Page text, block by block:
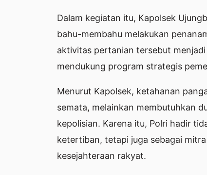
Dalam kegiatan itu, Kapolsek
bahu-membahu melakukan
aktivitas pertanian tersebut
mendukung program strategis
Menurut Kapolsek, ketahanan
semata, melainkan membutuhkan
kepolisian. Karena itu, Polri hadir
ketertiban, tetapi juga sebagai
kesejahteraan rakyat.